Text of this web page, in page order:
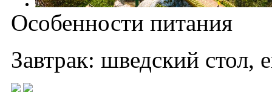
Особенности питания
Завтрак: шведский стол,